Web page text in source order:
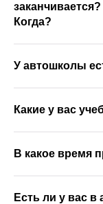
Когда?
У автошколы
Какие у вас
В какое время
Есть ли у вас в